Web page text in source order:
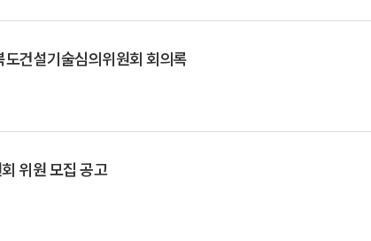
건설기술심의위원회 회의록
위원 모집 공고